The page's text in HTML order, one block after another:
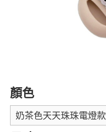
顏色
奶茶色天天珠珠電燈款